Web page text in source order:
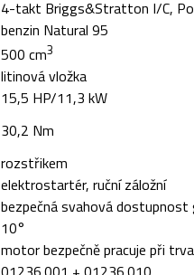
4-takt Briggs&Stratton I/C,
benzin Natural 95
500 cm3
litinová vložka
15,5 HP/11,3 kW
30,2 Nm
rozstřikem
elektrostartér, ruční záložní
bezpečná svahová
10°
motor bezpečně pracuje při